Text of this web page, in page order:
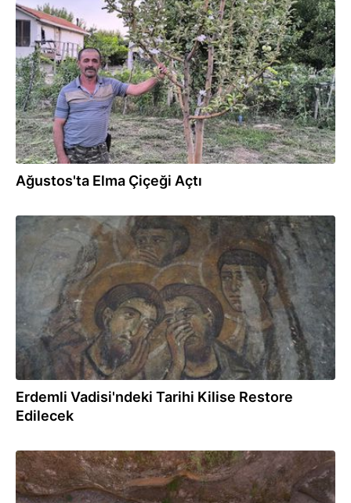
07.08.2025
Ağustos'ta Elma Çiçeği Açtı
05.08.2025
Erdemli Vadisi'ndeki Tarihi Kilise Restore
Edilecek
31.07.2025